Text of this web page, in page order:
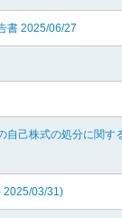
書 2025/06/27
自己株式の処分に関す
2025/03/31)